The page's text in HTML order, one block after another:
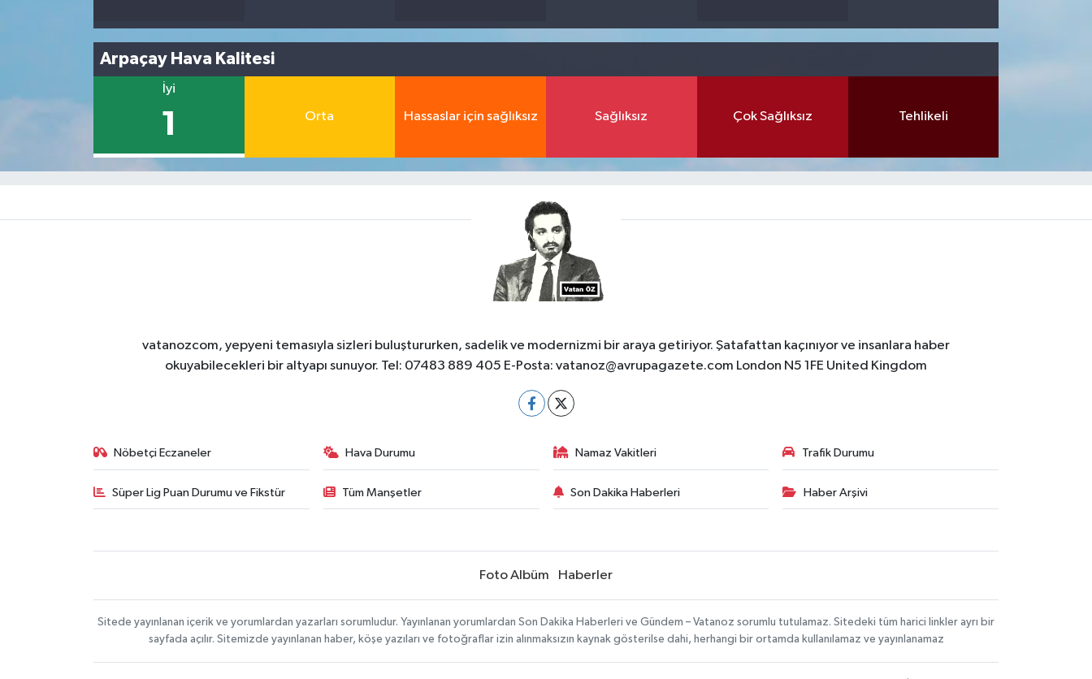
Arpaçay Hava Kalitesi
İyi
1 Orta Hassaslar için sağlıksız Sağlıksız Çok Sağlıksız Tehlikeli
vatanozcom, yepyeni temasıyla sizleri buluştururken, sadelik ve modernizmi bir araya getiriyor. Şatafattan kaçınıyor ve insanlara haber
okuyabilecekleri bir altyapı sunuyor. Tel: 07483 889 405 E-Posta: vatanoz@avrupagazete.com London N5 1FE United Kingdom
Nöbetçi Eczaneler Hava Durumu Namaz Vakitleri Trafik Durumu
Süper Lig Puan Durumu ve Fikstür Tüm Manşetler Son Dakika Haberleri Haber Arşivi
Foto Albüm Haberler
Sitede yayınlanan içerik ve yorumlardan yazarları sorumludur. Yayınlanan yorumlardan Son Dakika Haberleri ve Gündem – Vatanoz sorumlu tutulamaz. Sitedeki tüm harici linkler ayrı bir
sayfada açılır. Sitemizde yayınlanan haber, köşe yazıları ve fotoğraflar izin alınmaksızın kaynak gösterilse dahi, herhangi bir ortamda kullanılamaz ve yayınlanamaz